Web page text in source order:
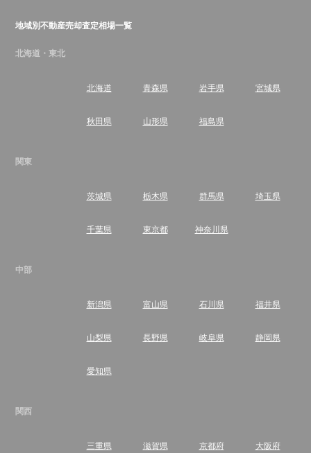
地域別不動産売却査定相場一覧
北海道・東北
北海道 青森県 岩手県 宮城県
秋田県 山形県 福島県
関東
茨城県 栃木県 群馬県 埼玉県
千葉県 東京都 神奈川県
中部
新潟県 富山県 石川県 福井県
山梨県 長野県 岐阜県 静岡県
愛知県
関西
三重県 滋賀県 京都府 大阪府